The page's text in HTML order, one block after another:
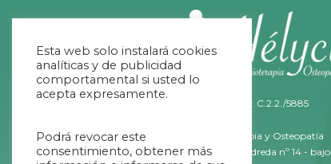
Nº Registro Sanitario: C.2.2./5885
Helycis Fisioterapia y Osteopatía
C/ Fernández Ladreda nº 14 - bajo
Esta web solo instalará cookies
analíticas y de publicidad
comportamental si usted lo
acepta expresamente.
Podrá revocar este
consentimiento, obtener más